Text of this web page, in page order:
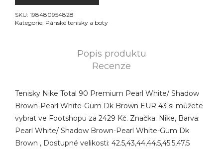
SKU: 198480954828
Kategorie: Pánské tenisky a boty
Popis produktu
Recenze
Tenisky Nike Total 90 Premium Pearl White/ Shadow
Brown-Pearl White-Gum Dk Brown EUR 43 si můžete
vybrat ve Footshopu za 2429 Kč. Značka: Nike, Barva:
Pearl White/ Shadow Brown-Pearl White-Gum Dk
Brown , Dostupné velikosti: 42.5,43,44,44.5,45.5,47.5